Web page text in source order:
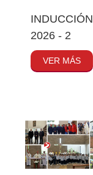
INDUCCIÓN
2026 - 2
VER MÁS